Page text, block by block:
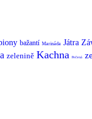
bažantí Marináda Játra
zelenině Kachna Pečená